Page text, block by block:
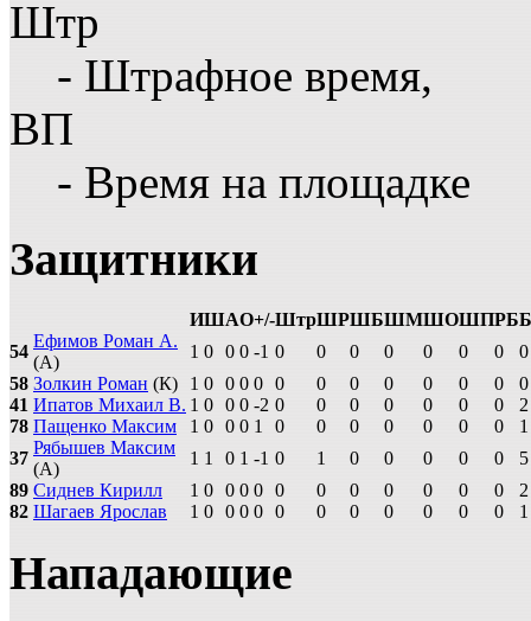
Штр
- Штрафное время,
ВП
- Время на площадке
Защитники
ИШАО+/-ШтрШРШБШМШОШПРБ
54
Ефимов Роман А.
(А)
1 0 0 0 -1 0 0 0 0 0 0 0
0
58 Золкин Роман (К) 1 0 0 0 0 0 0 0 0 0 0 0
0
41 Ипатов Михаил В. 1 0 0 0 -2 0 0 0 0 0 0 0
2
78 Пащенко Максим 1 0 0 0 1 0 0 0 0 0 0 0
1
37
Рябышев Максим
(А)
1 1 0 1 -1 0 1 0 0 0 0 0
5
89 Сиднев Кирилл 1 0 0 0 0 0 0 0 0 0 0 0
2
82 Шагаев Ярослав 1 0 0 0 0 0 0 0 0 0 0 0 1
Нападающие